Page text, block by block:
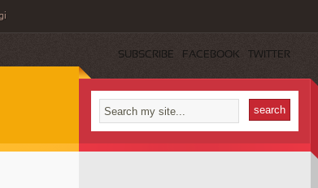
SUBSCRIBE FACEBOOK TWITTER